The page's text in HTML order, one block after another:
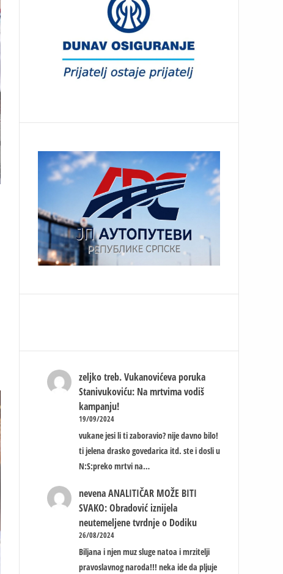
zeljko treb. Vukanovićeva poruka
Stanivukoviću: Na mrtvima vodiš
kampanju!
19/09/2024
vukane jesi li ti zaboravio? nije davno bilo!
ti jelena drasko govedarica itd. ste i dosli u
N:S:preko mrtvi na…
nevena ANALITIČAR MOŽE BITI
SVAKO: Obradović iznijela
neutemeljene tvrdnje o Dodiku
26/08/2024
Biljana i njen muz sluge natoa i mrzitelji
pravoslavnog naroda!!! neka ide da pljuje